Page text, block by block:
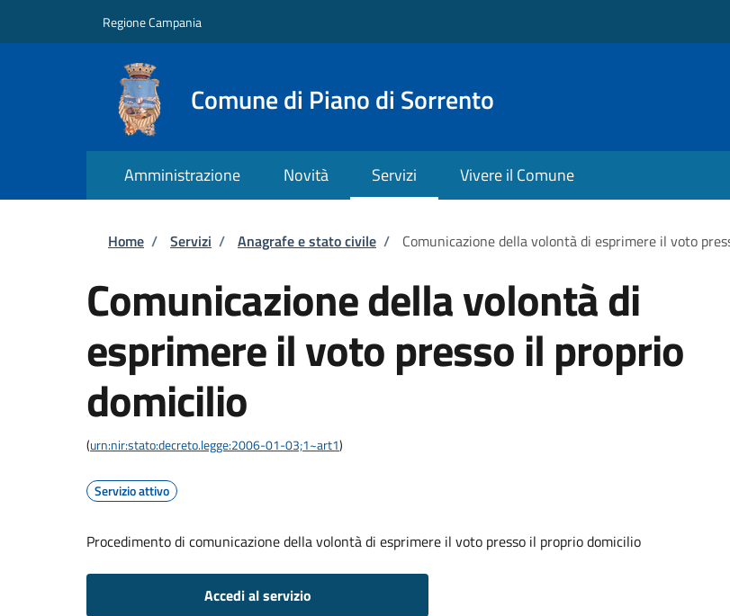
Regione Campania
Comune di Piano di Sorrento
Amministrazione Novità Servizi Vivere il Comune
Briciole di pane
Home / Servizi / Anagrafe e stato civile / Comunicazione della volontà di esprimere il voto
Comunicazione della volontà di
esprimere il voto presso il proprio
domicilio
(urn:nir:stato:decreto.legge:2006-01-03;1~art1)
Servizio attivo
Procedimento di comunicazione della volontà di esprimere il voto presso il proprio domicilio
Accedi al servizio